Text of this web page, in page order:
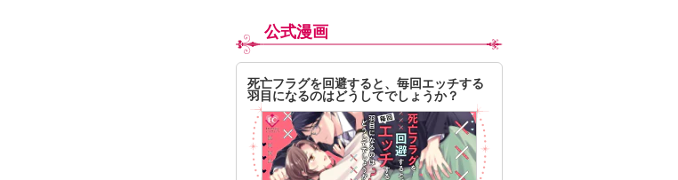
公式漫画
死亡フラグを回避すると、毎回エッチする
羽目になるのはどうしてでしょうか？